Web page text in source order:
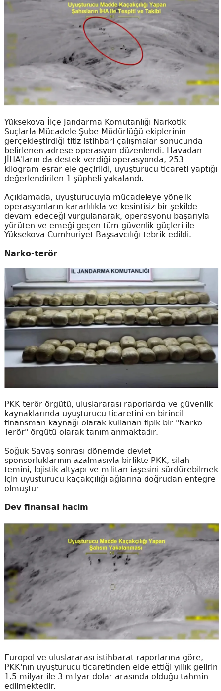
Yüksekova İlçe Jandarma Komutanlığı Narkotik
Suçlarla Mücadele Şube Müdürlüğü ekiplerinin
gerçekleştirdiği titiz istihbari çalışmalar sonucunda
belirlenen adrese operasyon düzenlendi. Havadan
JİHA'ların da destek verdiği operasyonda, 253
kilogram esrar ele geçirildi, uyuşturucu ticareti yaptığı
değerlendirilen 1 şüpheli yakalandı.
Açıklamada, uyuşturucuyla mücadeleye yönelik
operasyonların kararlılıkla ve kesintisiz bir şekilde
devam edeceği vurgulanarak, operasyonu başarıyla
yürüten ve emeği geçen tüm güvenlik güçleri ile
Yüksekova Cumhuriyet Başsavcılığı tebrik edildi.
Narko-terör
PKK terör örgütü, uluslararası raporlarda ve güvenlik
kaynaklarında uyuşturucu ticaretini en birincil
finansman kaynağı olarak kullanan tipik bir "Narko-
Terör" örgütü olarak tanımlanmaktadır.
Soğuk Savaş sonrası dönemde devlet
sponsorluklarının azalmasıyla birlikte PKK, silah
temini, lojistik altyapı ve militan iaşesini sürdürebilmek
için uyuşturucu kaçakçılığı ağlarına doğrudan entegre
olmuştur
Dev finansal hacim
Europol ve uluslararası istihbarat raporlarına göre,
PKK'nın uyuşturucu ticaretinden elde ettiği yıllık gelirin
1.5 milyar ile 3 milyar dolar arasında olduğu tahmin
edilmektedir.